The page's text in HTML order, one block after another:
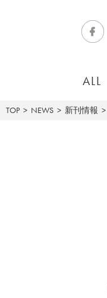
ALL
TOP NEWS 新刊情報